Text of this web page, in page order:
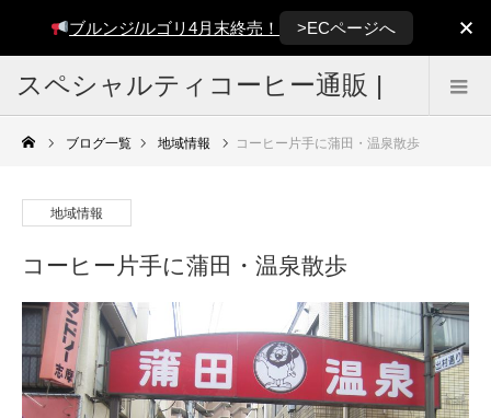
スペシャルティコーヒー通販 |
雑色焙煎所 BUCKLE COFFEE
ブログ一覧 地域情報 コーヒー片手に蒲田・温泉散歩
地域情報
コーヒー片手に蒲田・温泉散歩
ブルンジ/ルゴリ4月末終売！ >ECページへ